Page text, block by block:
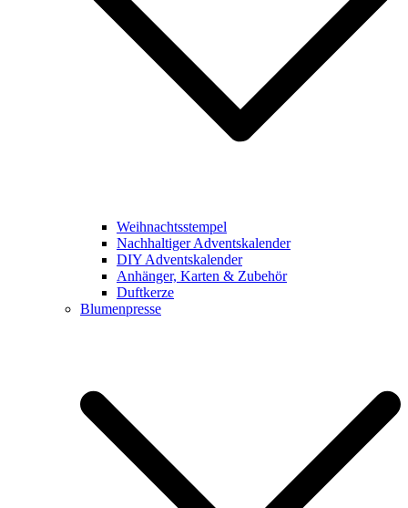
Weihnachtsstempel
Nachhaltiger Adventskalender
DIY Adventskalender
Anhänger, Karten & Zubehör
Duftkerze
Blumenpresse